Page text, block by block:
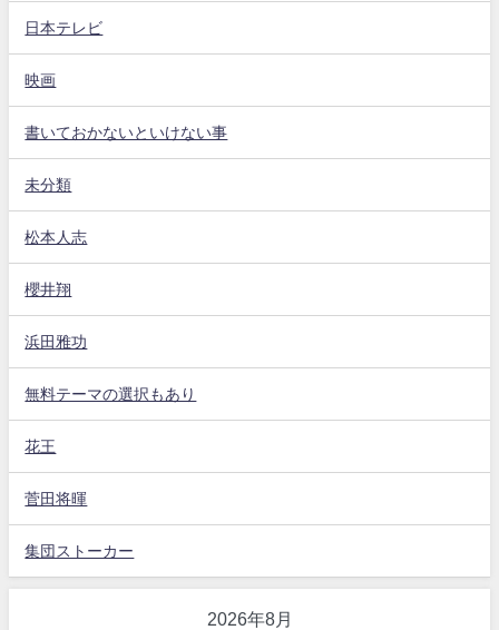
日本テレビ
映画
書いておかないといけない事
未分類
松本人志
櫻井翔
浜田雅功
無料テーマの選択もあり
花王
菅田将暉
集団ストーカー
2026年8月